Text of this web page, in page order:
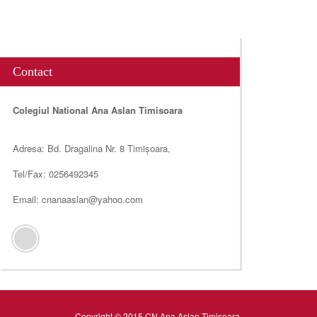
Contact
Colegiul National Ana Aslan Timisoara
Adresa: Bd. Dragalina Nr. 8 Timișoara,
Tel/Fax: 0256492345
Email: cnanaaslan@yahoo.com